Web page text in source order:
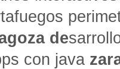
de
con java